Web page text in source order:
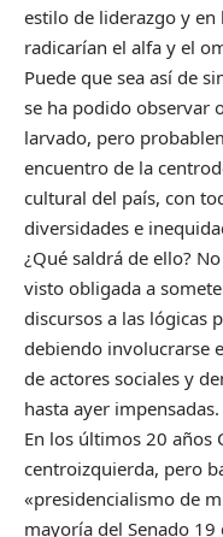
estilo de liderazgo y
radicarían el alfa y el
Puede que sea así de
se ha podido observar
larvado, pero
encuentro de la
cultural del país, con
diversidades e
¿Qué saldrá de ello?
visto obligada a
discursos a las lógicas
debiendo involucrarse
de actores sociales y
hasta ayer impensadas.
En los últimos 20 años
centroizquierda, pero
«presidencialismo de
mayoría del Senado 19